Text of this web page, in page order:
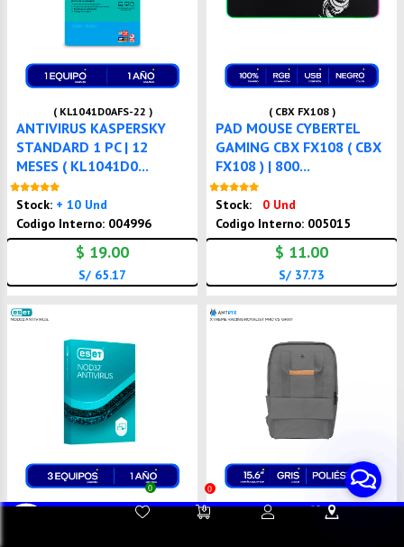
0 0
( KL1041D0AFS-22 )
ANTIVIRUS KASPERSKY
STANDARD 1 PC | 12
MESES ( KL1041D0...
Stock: + 10 Und
Codigo Interno: 004996
$ 19.00
S/ 65.17
( CBX FX108 )
PAD MOUSE CYBERTEL
GAMING CBX FX108 ( CBX
FX108 ) | 800...
Stock:
0 Und
Codigo Interno: 005015
$ 11.00
S/ 37.73
( S11010224 ) ( TE-9028 )
Atención al